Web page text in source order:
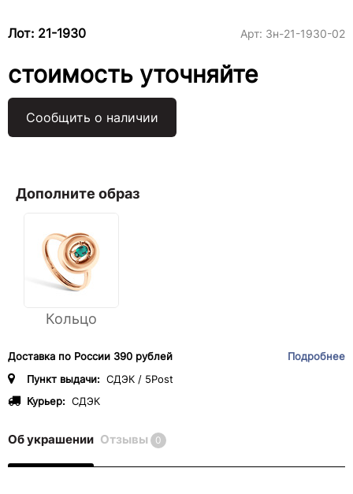
Лот: 21-1930 Арт: 3н-21-1930-02
стоимость уточняйте
Сообщить о наличии
Дополните образ
Кольцо
Доставка по России 390 рублей
Подробнее
Пункт выдачи: СДЭК / 5Post
Курьер: СДЭК
Об украшении Отзывы 0